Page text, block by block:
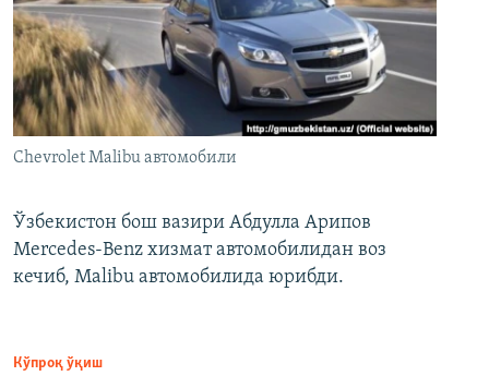
Chevrolet Malibu автомобили
Ўзбекистон бош вазири Абдулла Арипов
Mercedes-Benz хизмат автомобилидан воз
кечиб, Malibu автомобилида юрибди.
Кўпроқ ўқиш